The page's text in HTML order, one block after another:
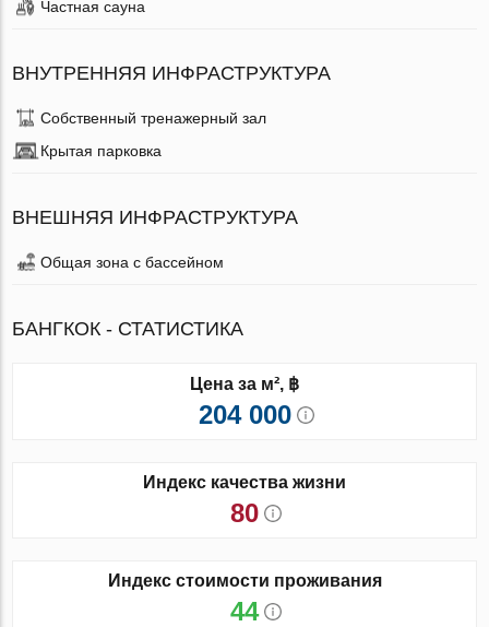
Частная сауна
ВНУТРЕННЯЯ ИНФРАСТРУКТУРА
Собственный тренажерный зал
Крытая парковка
ВНЕШНЯЯ ИНФРАСТРУКТУРА
Общая зона с бассейном
БАНГКОК - СТАТИСТИКА
Цена за м², ฿
204 000
Индекс качества жизни
80
Индекс стоимости проживания
44